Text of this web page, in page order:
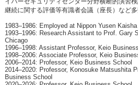
継続に関する評価等有識者会議（座長）など多
1983–1986: Employed at Nippon Yusen Kaisha
1993–1996: Research Assistant to Prof. Gary
Chicago
1996–1998: Assistant Professor, Keio
1998–2006: Associate Professor, Keio
2006–2014: Professor, Keio Business School
2014–2020: Professor, Konosuke Matsushita
Business School